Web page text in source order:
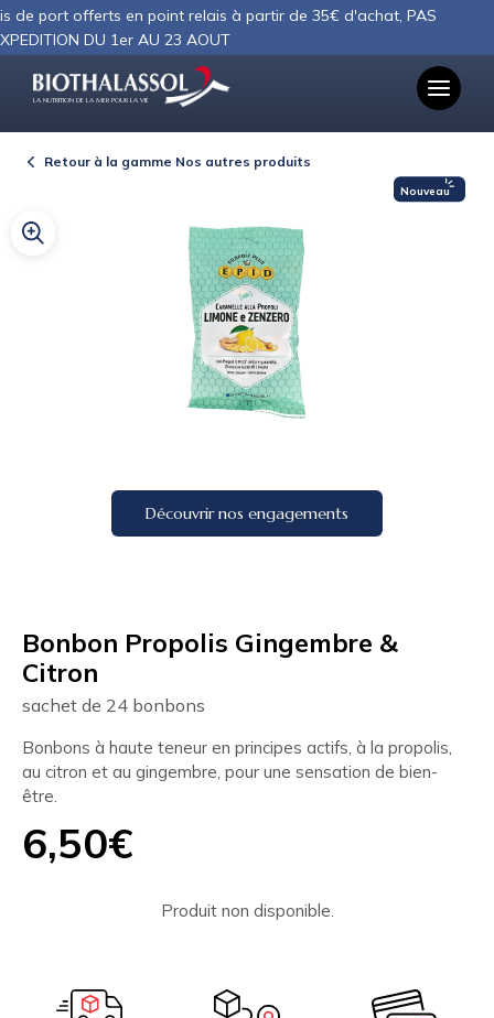
offerts en point relais à partir de 35€ d'achat, PAS
DU 1er AU 23 AOUT
LA NUTRITION DE LA MER POUR LA VIE
Retour à la gamme Nos autres produits
Découvrir nos engagements
Nouveau
Bonbon Propolis Gingembre &
Citron
sachet de 24 bonbons
Bonbons à haute teneur en principes actifs, à la propolis,
au citron et au gingembre, pour une sensation de bien-
être.
6,50€
Produit non disponible.
Panneau de gestion des cookies